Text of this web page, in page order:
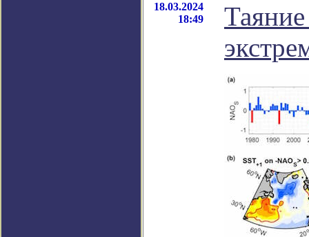
18.03.2024
18:49